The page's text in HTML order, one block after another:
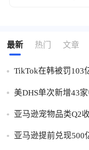
最新 热门 文章
TikTok在韩被罚103
美DHS单次新增43
亚马逊宠物品类Q2
亚马逊提前兑现500